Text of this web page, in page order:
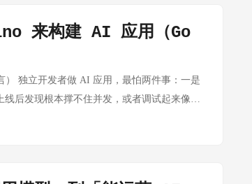
来构建 AI 应用（Go
独立开发者做 AI 应用，最怕两件事：一是
后发现根本撑不住并发，或者调试起来像开
夜。 我花了一段时间评估了几个主流选项，